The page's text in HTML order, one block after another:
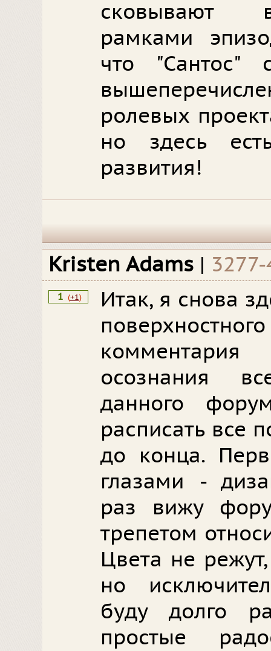
сковывают
рамками
что "Сантос"
ролевых
но здесь
развития!
Kristen Adams |
1 (+1)
Итак, я снова
осознания
данного
расписать все
до конца.
глазами -
раз вижу
трепетом
Цвета не
но
буду долго
простые